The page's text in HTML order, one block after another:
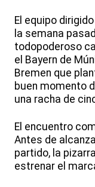
El equipo
la semana
todopoderoso
el Bayern de
Bremen que
buen momento
una racha de
El encuentro
Antes de
partido, la
estrenar el